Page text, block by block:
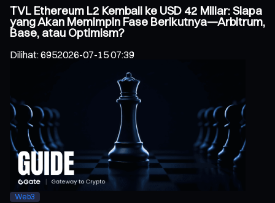
TVL Ethereum L2 Kembali ke USD 42 Miliar: Siapa
yang Akan Memimpin Fase Berikutnya—Arbitrum,
Base, atau Optimism?
Dilihat:6952026-07-15 07:39
Web3